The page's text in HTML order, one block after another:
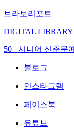
브라보리포트
DIGITAL LIBRARY
50+ 시니어 신춘문예
블로그
인스타그램
페이스북
유튜브